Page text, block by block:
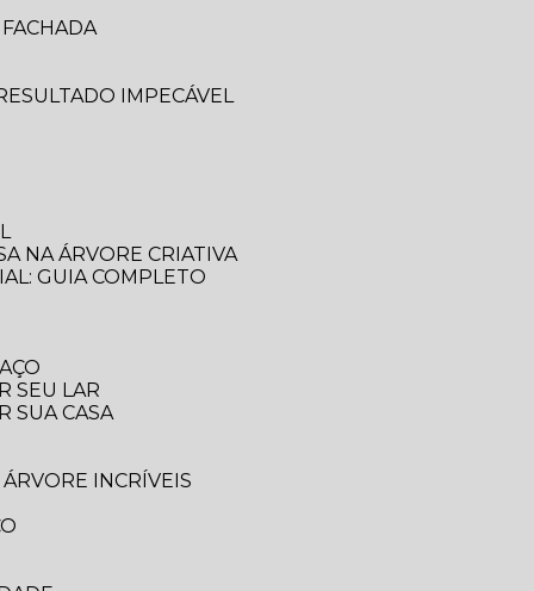
IMPECÁVEL
NA ÁRVORE CRIATIVA
GUIA COMPLETO
SEU LAR
SUA CASA
ÁRVORE INCRÍVEIS